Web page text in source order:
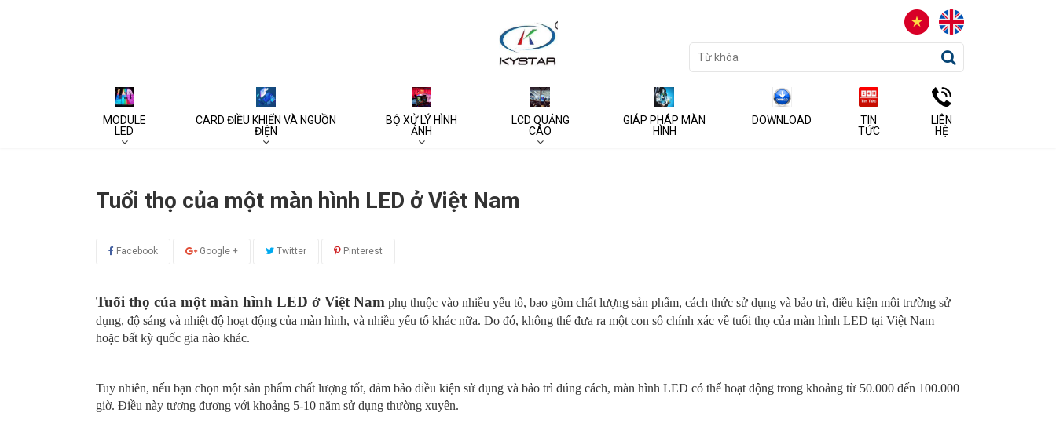
MODULE
LED
CARD ĐIỀU KHIỂN VÀ NGUỒN
ĐIỆN
BỘ XỬ LÝ HÌNH
ẢNH
LCD QUẢNG
CÁO
GIÁP PHÁP MÀN
HÌNH
DOWNLOAD
TIN
TỨC
LIÊN
HỆ
Tuổi thọ của một màn hình LED ở Việt Nam
Facebook Google + Twitter Pinterest
Tuổi thọ của một màn hình LED ở Việt Nam phụ thuộc vào nhiều yếu tố, bao gồm chất lượng sản phẩm, cách thức sử dụng và bảo trì, điều kiện môi trường sử
dụng, độ sáng và nhiệt độ hoạt động của màn hình, và nhiều yếu tố khác nữa. Do đó, không thể đưa ra một con số chính xác về tuổi thọ của màn hình LED tại Việt Nam
hoặc bất kỳ quốc gia nào khác.
Tuy nhiên, nếu bạn chọn một sản phẩm chất lượng tốt, đảm bảo điều kiện sử dụng và bảo trì đúng cách, màn hình LED có thể hoạt động trong khoảng từ 50.000 đến 100.000
giờ. Điều này tương đương với khoảng 5-10 năm sử dụng thường xuyên.